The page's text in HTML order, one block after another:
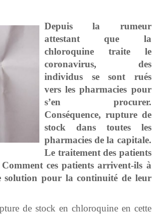
Depuis la rumeur
attestant que la
chloroquine traite le
coronavirus, des
individus se sont rués
vers les pharmacies pour
s’en procurer.
Conséquence, rupture de
stock dans toutes les
pharmacies de la capitale.
Le traitement des patients
ces patients arrivent-ils à
solution pour la continuité de leur
de stock en chloroquine en cette